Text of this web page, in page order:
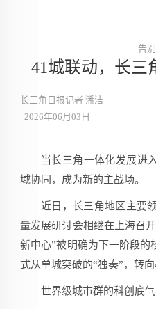
告
41城联动，长三
长三角日报记者 潘洁
2026年06月03日
当长三角一体化发展进
域协同，成为新的主战场。
近日，长三角地区主要
量发展研讨会相继在上海召
新中心”被明确为下一阶段的
式从单城突破的“独奏”，转向
世界级城市群的科创底气